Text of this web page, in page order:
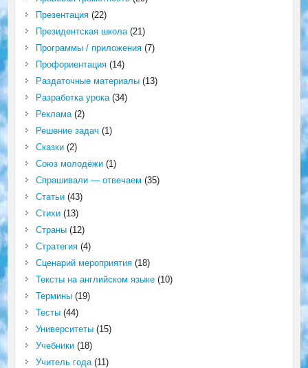
Презентация(22)
Президентская школа(21)
Программы / приложения(7)
Профориентация(14)
Раздаточные материалы(13)
Разработка урока(34)
Реклама(2)
Решение задач (1)
Сказки(2)
Союз молодёжи(1)
Спрашивали — отвечаем (35)
Статьи(43)
Стихи(13)
Страны(12)
Стратегия(4)
Сценарий мероприятия(18)
Тексты на английском языке(10)
Термины(19)
Тесты(44)
Университеты(15)
Учебники(18)
Учитель года(11)